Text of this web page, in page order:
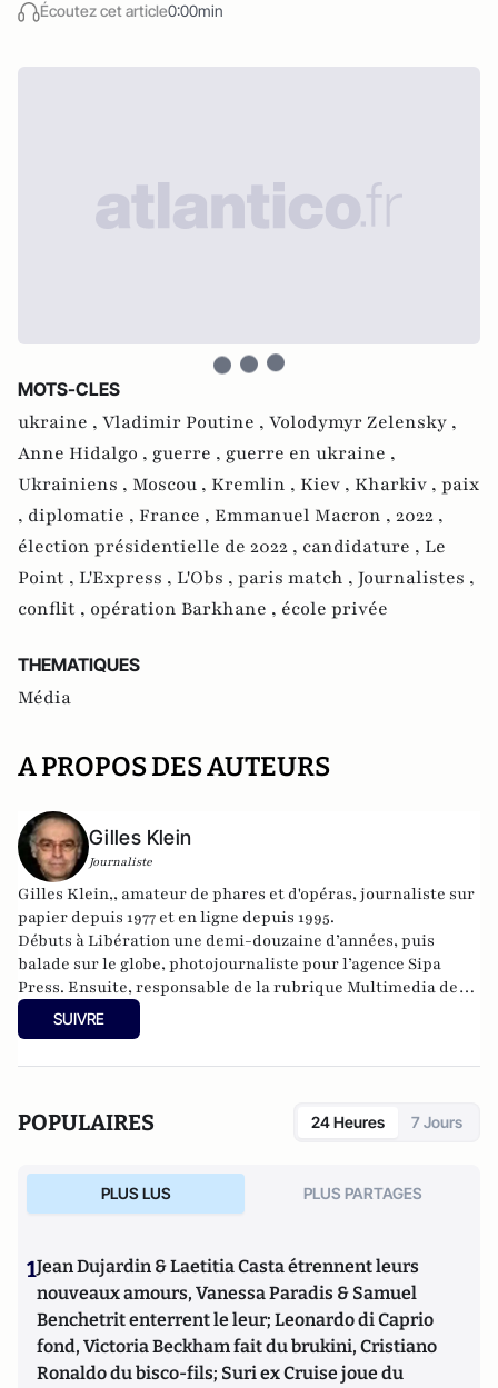
Écoutez cet article0:00min
MOTS-CLES
ukraine , Vladimir Poutine , Volodymyr Zelensky ,
Anne Hidalgo , guerre , guerre en ukraine ,
Ukrainiens , Moscou , Kremlin , Kiev , Kharkiv , paix
, diplomatie , France , Emmanuel Macron , 2022 ,
élection présidentielle de 2022 , candidature , Le
Point , L'Express , L'Obs , paris match , Journalistes ,
conflit , opération Barkhane , école privée
THEMATIQUES
Média
A PROPOS DES AUTEURS
Gilles Klein
Journaliste
Gilles Klein,, amateur de phares et d'opéras, journaliste sur
papier depuis 1977 et en ligne depuis 1995.
Débuts à Libération une demi-douzaine d’années, puis
balade sur le globe, photojournaliste pour l’agence Sipa
Press. Ensuite, responsable de la rubrique Multimedia de
ELLE, avant d’écrire sur les médias à Arrêt sur Images et de
collaborer avec Atlantico. Par ailleurs fut blogueur, avec Le
SUIVRE
POPULAIRES 24 Heures 7 Jours
PLUS LUS PLUS PARTAGES
1Jean Dujardin & Laetitia Casta étrennent leurs
nouveaux amours, Vanessa Paradis & Samuel
Benchetrit enterrent le leur; Leonardo di Caprio
fond, Victoria Beckham fait du brukini, Cristiano
Ronaldo du bisco-fils; Suri ex Cruise joue du